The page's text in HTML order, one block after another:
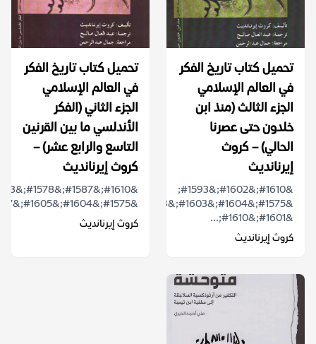
تحميل كتاب تاريخ الفكر
في العالم الإسلامي
الجزء الثالث (منذ ابن
خلدون حتى عصرنا
الحالي) – كروث
إيرنانديث
&#1610;&#1602;&#1593;
&#1575;&#1604;&#1603;&#1578;&#1575;&#1576;
&#1601;&#1610;...
كروث إيرنانديث
تحميل كتاب تاريخ الفكر
في العالم الإسلامي
الجزء الثاني (الفكر
الأندلسي ما بين القرنين
التاسع والرابع عشر) –
كروث إيرنانديث
&#1575;&#1604;&#1605;&#1587;&#1578;&#...
كروث إيرنانديث